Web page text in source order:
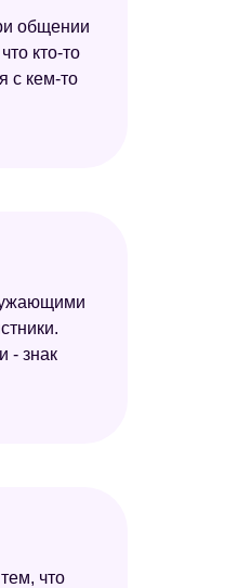
общении
кто-то
с кем-то
- знак
что